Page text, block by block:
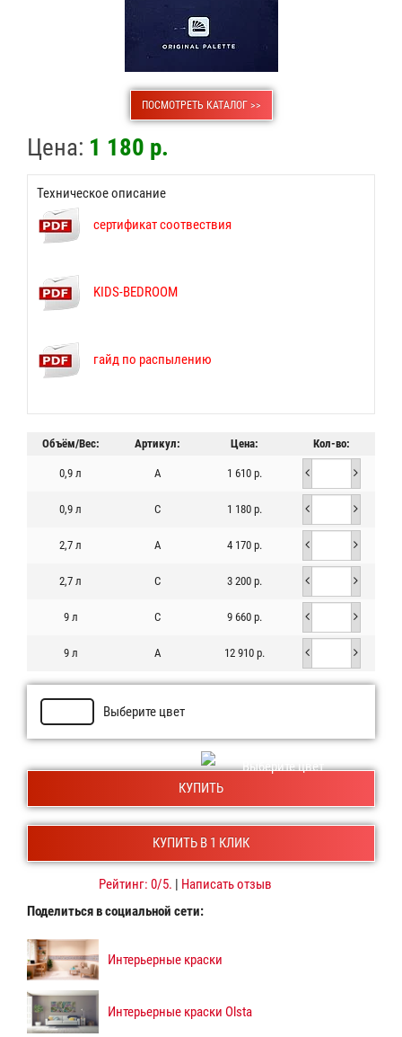
ПОСМОТРЕТЬ КАТАЛОГ >>
Цена: 1 180 р.
Техническое описание
сертификат соотвествия
KIDS-BEDROOM
гайд по распылению
Объём/Вес: Артикул: Цена: Кол-во:
0,9 л A 1 610 р.
0,9 л C 1 180 р.
2,7 л A 4 170 р.
2,7 л C 3 200 р.
9 л C 9 660 р.
9 л A 12 910 р.
Выберите цвет
Выберите цвет
КУПИТЬ
КУПИТЬ В 1 КЛИК
Рейтинг: 0/5. | Написать отзыв
Поделиться в социальной сети:
Интерьерные краски
Интерьерные краски Olsta